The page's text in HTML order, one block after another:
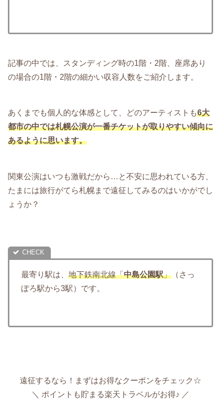
記事の中では、スタンディング時の1階・2階、座席あり
の場合の1階・2階の細かい収容人数をご紹介します。
あくまでも個人的な体感として、どのアーティストも6大
都市の中では札幌公演が一番チケットが取りやすい傾向に
あるように思います。
関東公演はいつも激戦だから…と不安に思われている方、
たまには旅行がてら札幌まで遠征してみるのはいかがでし
ょうか？
最寄り駅は、 地下鉄南北線「中島公園駅」 （さっ
ぽろ駅から3駅）です。
遠征するなら！まずはお得なクーポンをチェック☆
＼ ポイントも貯まる楽天トラベルがお得♪ ／